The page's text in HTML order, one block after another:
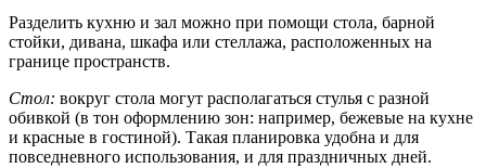
Разделить кухню и зал можно при помощи стола, барной
стойки, дивана, шкафа или стеллажа, расположенных на
границе пространств.
Стол: вокруг стола могут располагаться стулья с разной
обивкой (в тон оформлению зон: например, бежевые на кухне
и красные в гостиной). Такая планировка удобна и для
повседневного использования, и для праздничных дней.